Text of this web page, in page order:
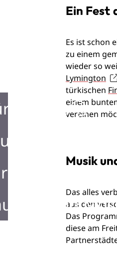
Information
in
in
Ein Fest
Es ist schon
zu einem
wieder so
Lymington
türkischen
einem
vereinen
Musik
Das alles
aus den
Das
diese am